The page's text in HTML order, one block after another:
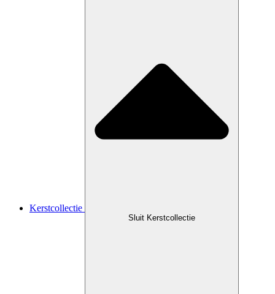
Kerstcollectie
Sluit Kerstcollectie